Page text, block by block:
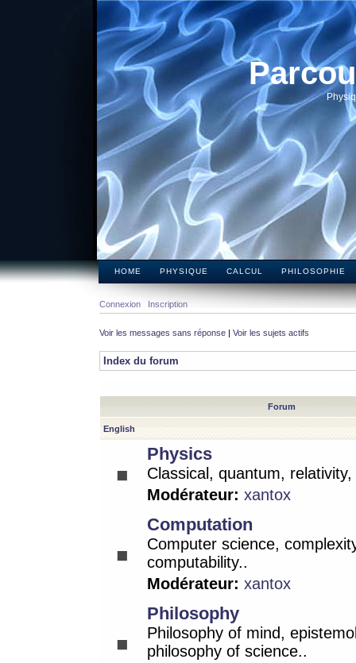
HOME PHYSIQUE CALCUL PHILOSOPHIE
Connexion Inscription
Voir les messages sans réponse | Voir les sujets actifs
Index du forum
Forum
English
Physics
Classical, quantum,
Modérateur: xantox
Computation
Computer science,
computability..
Modérateur: xantox
Philosophy
Philosophy of mind,
philosophy of science..